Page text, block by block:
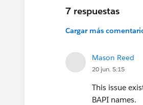
7 respuestas
Cargar más
Mason Reed
20 jun. 5:15
This issue
BAPI names.